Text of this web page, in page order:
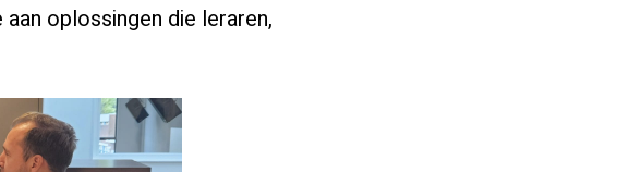
oplossingen die leraren,